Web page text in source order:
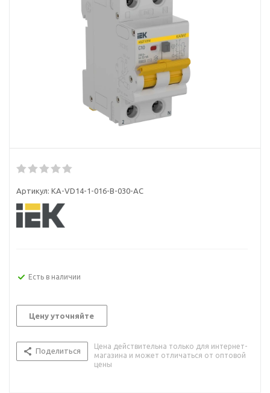
Артикул: KA-VD14-1-016-B-030-AC
Есть в наличии
Цену уточняйте
Поделиться
Цена действительна только для интернет-
магазина и может отличаться от оптовой
цены